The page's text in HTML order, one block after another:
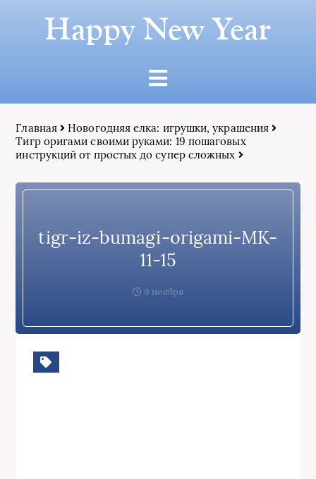
Happy New Year
Главная
Новогодняя елка: игрушки, украшения
Тигр оригами своими руками: 19 пошаговых
инструкций от простых до супер сложных
tigr-iz-bumagi-origami-MK-
11-15
9 ноября